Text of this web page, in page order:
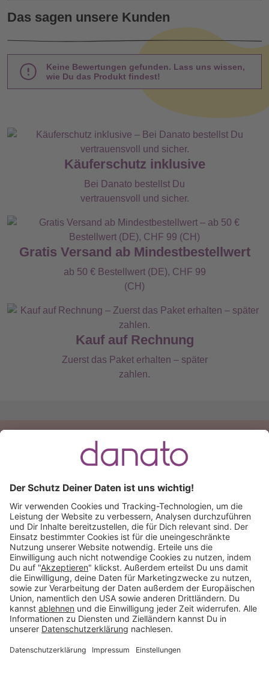
Das sagen unsere Kunden
Keine Bewertungen gefunden. Lass uns wissen,
wie Du das Produkt findest!
Käuferschutz inklusive
Bei Danato bestellst Du
vertrauensvoll und sicher.
Gratis Versand ab Mindestbestellwert
ab 50 € Bestellwert (DE), CHF 99
(CH)
Kauf auf Rechnung
Zuerst das Paket erhalten – später
zahlen.
Du hast eine Frage?
+49 (0) 511 51 56 0300
schreib uns eineE-Mail
Käuferschutz inklusive Kauf auf Rechnung
Mitglied im:
Deutschland